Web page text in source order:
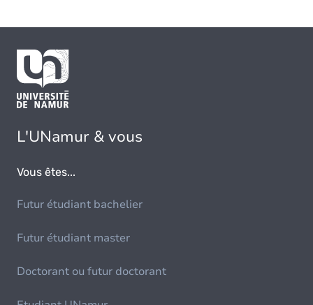
L'UNamur & vous
Vous êtes...
Futur étudiant bachelier
Futur étudiant master
Doctorant ou futur doctorant